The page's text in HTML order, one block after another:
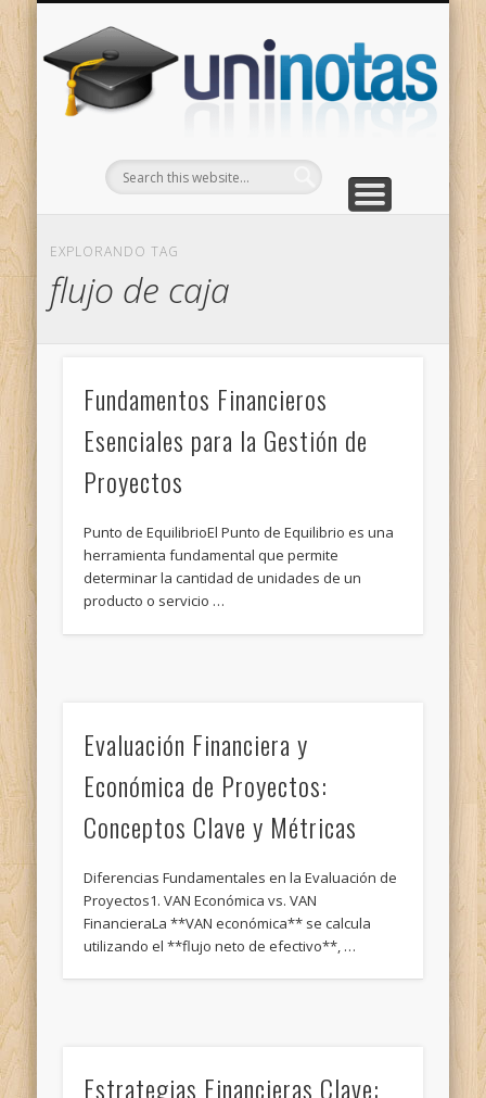
EXPLORANDO TAG
flujo de caja
Fundamentos Financieros
Esenciales para la Gestión de
Proyectos
Punto de EquilibrioEl Punto de Equilibrio es una
herramienta fundamental que permite
determinar la cantidad de unidades de un
producto o servicio …
Evaluación Financiera y
Económica de Proyectos:
Conceptos Clave y Métricas
Diferencias Fundamentales en la Evaluación de
Proyectos1. VAN Económica vs. VAN
FinancieraLa **VAN económica** se calcula
utilizando el **flujo neto de efectivo**, …
Estrategias Financieras Clave: